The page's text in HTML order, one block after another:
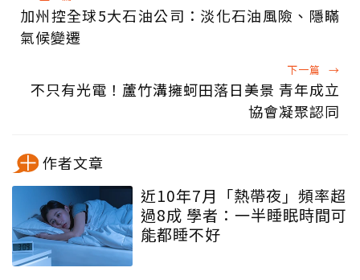
加州控全球5大石油公司：淡化石油風險、隱瞞
氣候變遷
下一篇 →
不只有光電！蘆竹溝擁蚵田落日美景 青年成立
協會凝聚認同
作者文章
近10年7月「熱帶夜」頻率超
過8成 學者：一半睡眠時間可
能都睡不好